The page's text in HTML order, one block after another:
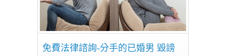
免費法律諮詢-分手的已婚男 毀謗